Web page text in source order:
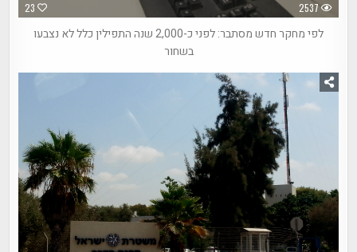
23 2537
לפי מחקר חדש מסתבר: לפני כ-2,000 שנה התפילין כלל לא נצבעו
בשחור